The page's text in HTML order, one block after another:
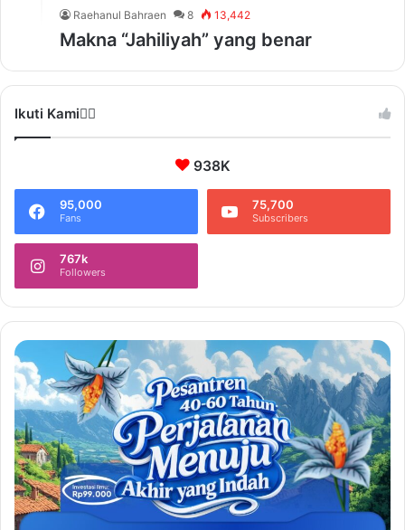
Raehanul Bahraen 8 13,442
Makna “Jahiliyah” yang benar
Ikuti Kami❤️‍🔥
938K
95,000
Fans
75,700
Subscribers
767k
Followers